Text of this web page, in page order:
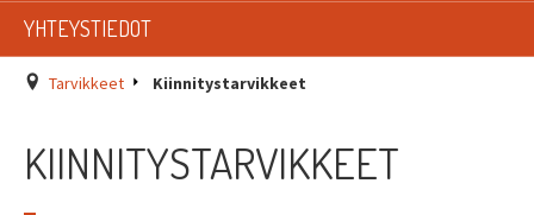
LISTAT
SADEVESIJÄRJESTELMÄT
YHTEYSTIEDOT
Tarvikkeet Kiinnitystarvikkeet
KIINNITYSTARVIKKEET